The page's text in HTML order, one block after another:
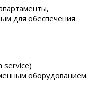
для обеспечения
service)
оборудованием.